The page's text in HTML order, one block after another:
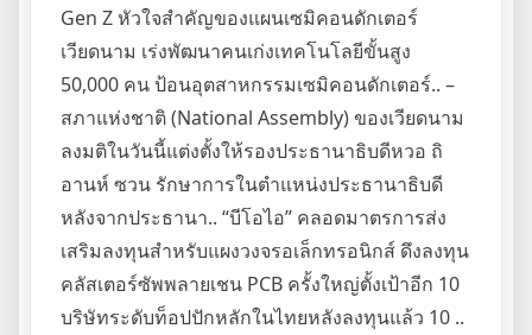
Gen Z หัวใจสำคัญของแผนเซมิคอนดักเตอร์
เวียดนาม เร่งพัฒนาคนเก่งเทคโนโลยีขั้นสูง
50,000 คน ป้อนอุตสาหกรรมเซมิคอนดักเตอร์.. –
สภาแห่งชาติ (National Assembly) ของเวียดนาม
ลงมติในวันนี้แต่งตั้งให้รองประธานาธิบดีหวอ ถิ
อานห์ ซวน รักษาการในตำแหน่งประธานาธิบดี
หลังจากประธานา.. “บีโอไอ” คลอดมาตรการส่ง
เสริมลงทุนสำหรับแผงวงจรอเล็กทรอนิกส์ ดึงลงทุน
คลัสเตอร์ซัพพลายเชน PCB ครั้งใหญ่ตั้งเป้าอีก 10
บริษัทระดับท็อปปักหลักในไทยหลังลงทุนแล้ว 10 ..